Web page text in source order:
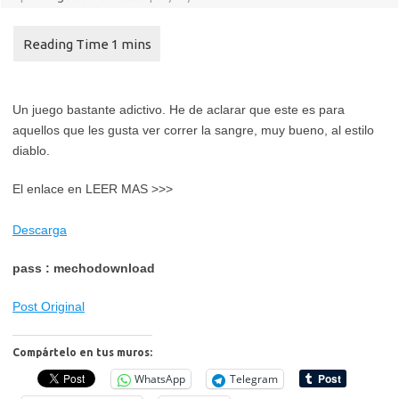
Un juego bastante adictivo. He de aclarar que este es para
aquellos que les gusta ver correr la sangre, muy bueno, al estilo
diablo.
El enlace en LEER MAS >>>
Descarga
pass : mechodownload
Post Original
Compártelo en tus muros:
WhatsApp
Telegram